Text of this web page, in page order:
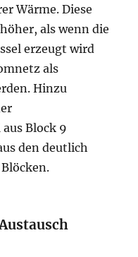
Wärme. Diese
höher, als wenn die
erzeugt wird
als
Hinzu
aus Block 9
den deutlich